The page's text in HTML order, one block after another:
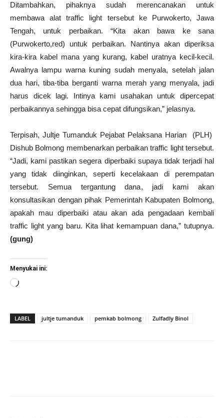
Ditambahkan, pihaknya sudah merencanakan untuk
membawa alat traffic light tersebut ke Purwokerto, Jawa
Tengah, untuk perbaikan. “Kita akan bawa ke sana
(Purwokerto,red) untuk perbaikan. Nantinya akan diperiksa
kira-kira kabel mana yang kurang, kabel uratnya kecil-kecil.
Awalnya lampu warna kuning sudah menyala, setelah jalan
dua hari, tiba-tiba berganti warna merah yang menyala, jadi
harus dicek lagi. Intinya kami usahakan untuk dipercepat
perbaikannya sehingga bisa cepat difungsikan,” jelasnya.
Terpisah, Jultje Tumanduk Pejabat Pelaksana Harian (PLH)
Dishub Bolmong membenarkan perbaikan traffic light tersebut.
“Jadi, kami pastikan segera diperbaiki supaya tidak terjadi hal
yang tidak diinginkan, seperti kecelakaan di perempatan
tersebut. Semua tergantung dana, jadi kami akan
konsultasikan dengan pihak Pemerintah Kabupaten Bolmong,
apakah mau diperbaiki atau akan ada pengadaan kembali
traffic light yang baru. Kita lihat kemampuan dana,” tutupnya.
(gung)
Menyukai ini:
Memuat...
LABEL jultje tumanduk pemkab bolmong Zulfadly Binol